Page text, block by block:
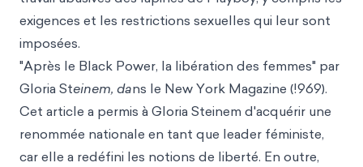
exigences et les restrictions sexuelles qui leur sont
imposées.
"Après le Black Power, la libération des femmes" par
Gloria Steinem, dans le New York Magazine (!969).
Cet article a permis à Gloria Steinem d'acquérir une
renommée nationale en tant que leader féministe,
car elle a redéfini les notions de liberté. En outre,